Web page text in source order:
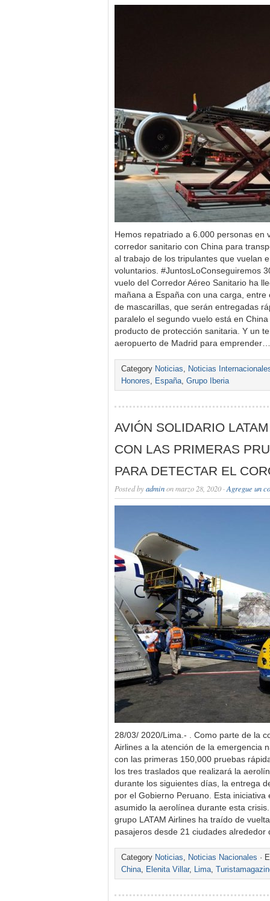
Hemos repatriado a 6.000 personas en
corredor sanitario con China para
al trabajo de los tripulantes que vuelan
voluntarios. #JuntosLoConseguiremos
vuelo del Corredor Aéreo Sanitario ha
mañana a España con una carga,
de mascarillas, que serán entregadas
paralelo el segundo vuelo está en
producto de protección sanitaria. Y un
aeropuerto de Madrid para emprender…
Category Noticias, Noticias
Honores, España, Grupo Iberia
AVIÓN SOLIDARIO
CON LAS PRIMERAS
PARA DETECTAR EL
Posted byadminon marzo 28, 2020 · Agregue un
28/03/ 2020/Lima.- . Como parte de la
Airlines a la atención de la emergencia
con las primeras 150,000 pruebas
los tres traslados que realizará la
durante los siguientes días, la entrega
por el Gobierno Peruano. Esta
asumido la aerolínea durante esta
grupo LATAM Airlines ha traído de
pasajeros desde 21 ciudades
Category Noticias, Noticias Nacionales ·
China, Elenita Villar, Lima,